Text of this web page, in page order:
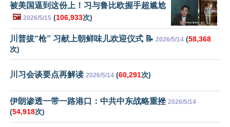
被美国逼到这份上！习与鲁比欧握手超尴尬
🖼️ 2026/5/15 (106,933次)
川普拔“枪” 习献上朝鲜味儿欢迎仪式 📝 2026/5/14 (58,368
次)
川习会谈要点再解读 2026/5/14 (60,291次)
伊朗渗透一带一路港口：中共中东战略重挫 2026/5/14
(54,918次)